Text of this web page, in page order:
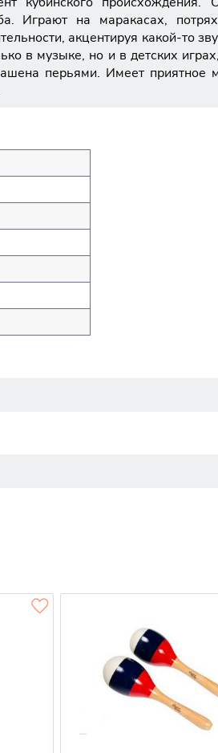
Играют на маракасах,
акцентируя какой-то
в музыке, но и в детских
перьями. Имеет приятное